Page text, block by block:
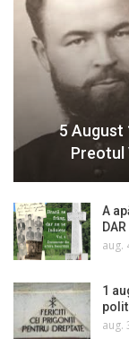
5 August
Preotul
A
aug.
1
aug.